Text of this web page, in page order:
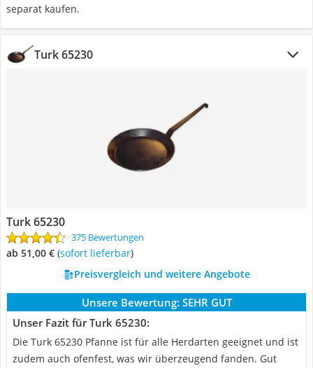
separat kaufen.
Turk 65230
Turk 65230
375 Bewertungen
ab 51,00 € ( Sofort lieferbar)
Preisvergleich und weitere Angebote
Unsere Bewertung: SEHR GUT
Unser Fazit für Turk 65230:
Die Turk 65230 Pfanne ist für alle Herdarten geeignet und ist
zudem auch ofenfest, was wir überzeugend fanden. Gut